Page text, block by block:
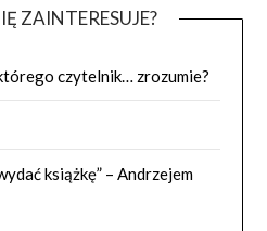
ZAINTERESUJE?
czytelnik… zrozumie?
książkę” – Andrzejem